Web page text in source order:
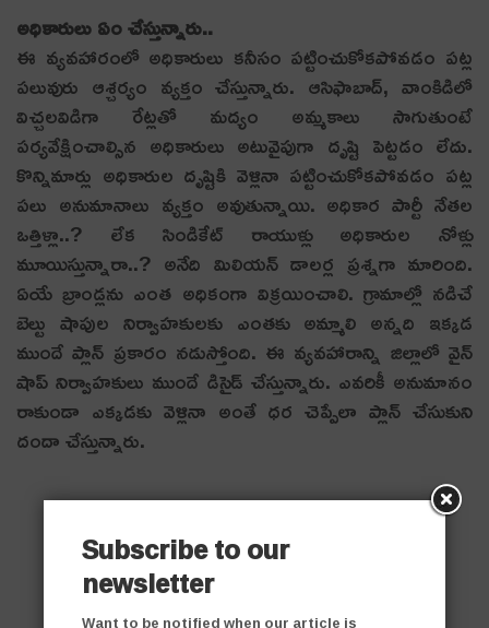
అధికారులు ఏం చేస్తున్నారు..
ఈ వ్య‌వ‌హారంలో అధికారులు క‌నీసం ప‌ట్టించుకోక‌పోవ‌డం ప‌ట్ల
ప‌లువురు ఆశ్చ‌ర్యం వ్య‌క్తం చేస్తున్నారు. ఆసిఫాబాద్‌, వాంకిడిలో
విచ్చ‌ల‌విడిగా రేట్ల‌తో మ‌ద్యం అమ్మ‌కాలు సాగుతుంటే
ప‌ర్య‌వేక్షించాల్సిన అధికారులు అటువైపుగా దృష్టి పెట్ట‌డం లేదు.
కొన్నిమార్లు అధికారుల దృష్టికి వెళ్లినా ప‌ట్టించుకోక‌పోవ‌డం ప‌ట్ల
ప‌లు అనుమానాలు వ్య‌క్తం అవుతున్నాయి. అధికార పార్టీ నేత‌ల
ఒత్తిళ్లా..? లేక సిండికేట్ రాయుళ్లు అధికారుల నోళ్లు
మూయిస్తున్నారా..? అనేది మిలియ‌న్ డాల‌ర్ల ప్ర‌శ్న‌గా మారింది.
ఏయే బ్రాండ్లను ఎంత అధికంగా విక్రయించాలి. గ్రామాల్లో నడిచే
బెల్టు షాపుల నిర్వాహకులకు ఎంతకు అమ్మాలి అన్నది ఇక్క‌డ
ముందే ప్లాన్ ప్ర‌కారం న‌డుస్తోంది. ఈ వ్య‌వ‌హారాన్ని జిల్లాలో వైన్
షాప్ నిర్వాహకులు ముందే డిసైడ్ చేస్తున్నారు. ఎవరికీ అనుమానం
రాకుండా ఎక్కడకు వెళ్లినా అంతే ధర చెప్పేలా ప్లాన్ చేసుకుని
దందా చేస్తున్నారు.
Subscribe to our
newsletter
Want to be notified when our article is